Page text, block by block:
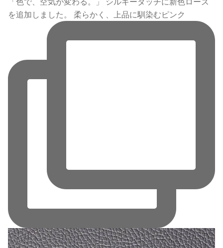
を追加しました。 柔らかく、上品に馴染むピンク